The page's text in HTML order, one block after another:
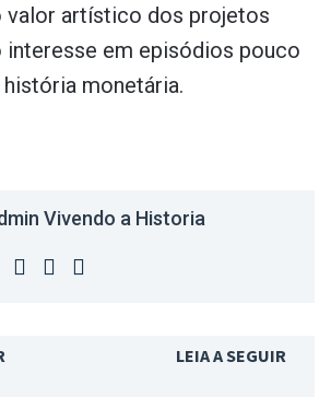
valor artístico dos projetos
interesse em episódios pouco
monetária.
Vivendo a Historia
LEIA A SEGUIR